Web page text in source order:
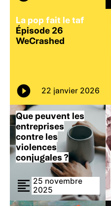
La pop fait le taf
Épisode 26
WeCrashed
22 janvier 2026
Que peuvent les
entreprises
contre les
violences
conjugales ?
25 novembre
2025